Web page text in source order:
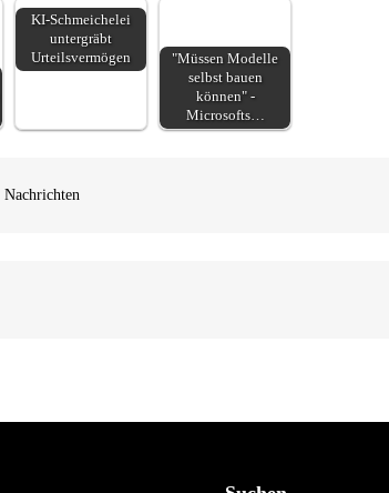
KI-Schmeichelei
untergräbt
Urteilsvermögen
"Müssen Modelle
selbst bauen
können" -
Microsofts…
Nachrichten